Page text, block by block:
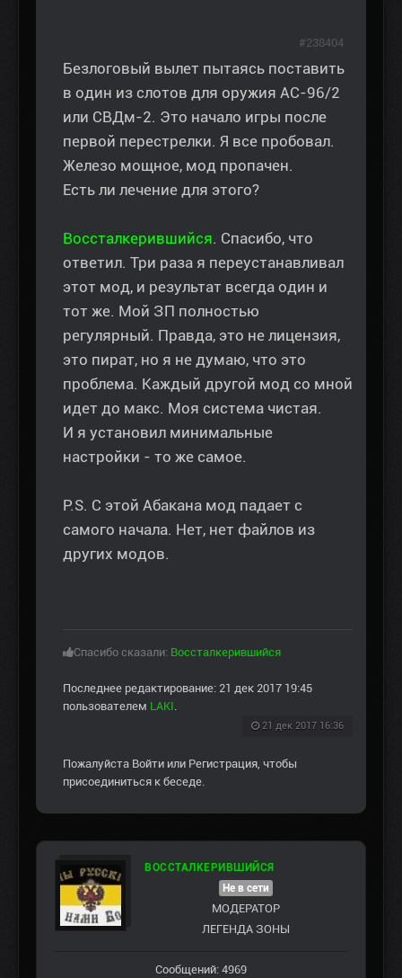
Безлоговый вылет пытаясь поставить
в один из слотов для оружия АС-96/2
или СВДм-2. Это начало игры после
первой перестрелки. Я все пробовал.
Железо мощное, мод пропачен.
Есть ли лечение для этого?
Воссталкерившийся. Спасибо, что
ответил. Три раза я переустанавливал
этот мод, и результат всегда один и
тот же. Мой ЗП полностью
регулярный. Правда, это не лицензия,
это пират, но я не думаю, что это
проблема. Каждый другой мод со мной
идет до макс. Моя система чистая.
И я установил минимальные
настройки - то же самое.
P.S. С этой Абакана мод падает с
самого начала. Нет, нет файлов из
других модов.
Спасибо сказали: Воссталкерившийся
Последнее редактирование: 21 дек 2017 19:45
пользователем LAKI.
21 дек 2017 16:36
#238404
Пожалуйста Войти или Регистрация, чтобы
присоединиться к беседе.
ВОССТАЛКЕРИВШИЙСЯ
Не в сети
МОДЕРАТОР
ЛЕГЕНДА ЗОНЫ
Сообщений: 4969